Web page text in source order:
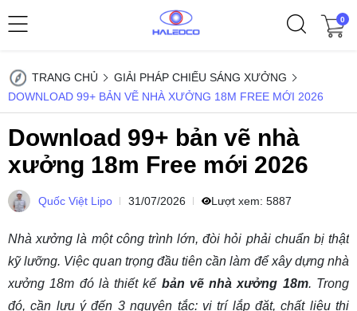
0
TRANG CHỦ
GIẢI PHÁP CHIẾU SÁNG XƯỞNG
DOWNLOAD 99+ BẢN VẼ NHÀ XƯỞNG 18M FREE MỚI 2026
Download 99+ bản vẽ nhà
xưởng 18m Free mới 2026
Quốc Việt Lipo 31/07/2026 Lượt xem: 5887
Nhà xưởng là một công trình lớn, đòi hỏi phải chuẩn bị thật
kỹ lưỡng. Việc quan trọng đầu tiên cần làm để xây dựng nhà
xưởng 18m đó là thiết kế bản vẽ nhà xưởng 18m. Trong
đó, cần lưu ý đến 3 nguyên tắc: vị trí lắp đặt, chất liệu thi